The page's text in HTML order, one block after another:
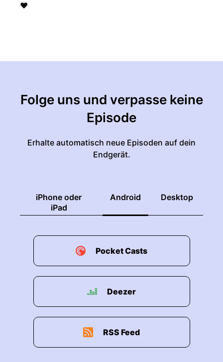
❤
Folge uns und verpasse keine
Episode
Erhalte automatisch neue Episoden auf dein
Endgerät.
iPhone oder
iPad
Android Desktop
Pocket Casts
Deezer
RSS Feed